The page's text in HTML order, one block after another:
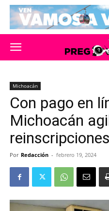
Michoacán
Con pago en
Michoacán
reinscripciones
Por Redacción - febrero 19, 2024